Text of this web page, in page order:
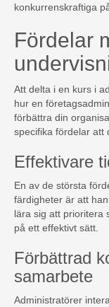
konkurrenskraftiga
Fördelar
Att delta i en kurs i
hur en
förbättra din
specifika fördelar att
Effektivare
En av de största
färdigheter är att
lära sig att prioritera
på ett effektivt sätt.
Förbättrad
samarbete
Administratörer